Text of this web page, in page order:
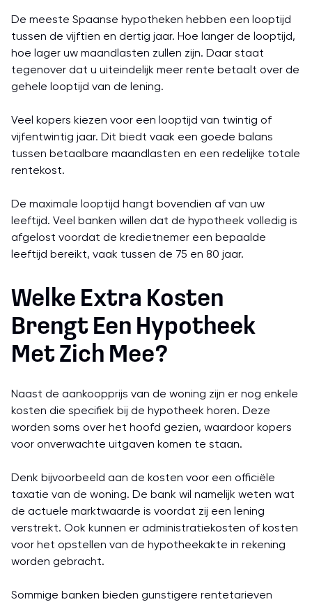
De meeste Spaanse hypotheken hebben een looptijd
tussen de vijftien en dertig jaar. Hoe langer de looptijd,
hoe lager uw maandlasten zullen zijn. Daar staat
tegenover dat u uiteindelijk meer rente betaalt over de
gehele looptijd van de lening.
Veel kopers kiezen voor een looptijd van twintig of
vijfentwintig jaar. Dit biedt vaak een goede balans
tussen betaalbare maandlasten en een redelijke totale
rentekost.
De maximale looptijd hangt bovendien af van uw
leeftijd. Veel banken willen dat de hypotheek volledig is
afgelost voordat de kredietnemer een bepaalde
leeftijd bereikt, vaak tussen de 75 en 80 jaar.
Welke Extra Kosten
Brengt Een Hypotheek
Met Zich Mee?
Naast de aankoopprijs van de woning zijn er nog enkele
kosten die specifiek bij de hypotheek horen. Deze
worden soms over het hoofd gezien, waardoor kopers
voor onverwachte uitgaven komen te staan.
Denk bijvoorbeeld aan de kosten voor een officiële
taxatie van de woning. De bank wil namelijk weten wat
de actuele marktwaarde is voordat zij een lening
verstrekt. Ook kunnen er administratiekosten of kosten
voor het opstellen van de hypotheekakte in rekening
worden gebracht.
Sommige banken bieden gunstigere rentetarieven